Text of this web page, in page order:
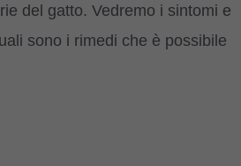
del gatto. Vedremo i sintomi e
sono i rimedi che è possibile